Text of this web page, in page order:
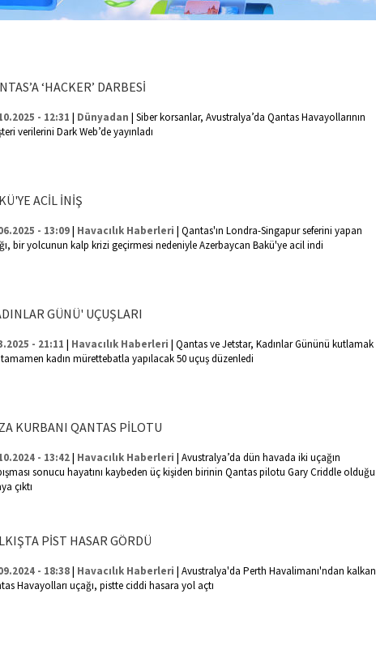
‘HACKER’ DARBESİ
- 12:31 | Dünyadan | Siber korsanlar, Avustralya’da Qantas Havayollarının
verilerini Dark Web’de yayınladı
ACİL İNİŞ
- 13:09| Havacılık Haberleri | Qantas'ın Londra-Singapur seferini yapan
bir yolcunun kalp krizi geçirmesi nedeniyle Azerbaycan Bakü'ye acil indi
GÜNÜ' UÇUŞLARI
- 21:11 | Havacılık Haberleri | Qantas ve Jetstar, Kadınlar Gününü kutlamak
kadın mürettebatla yapılacak 50 uçuş düzenledi
KURBANI QANTAS PİLOTU
- 13:42| Havacılık Haberleri | Avustralya’da dün havada iki uçağın
sonucu hayatını kaybeden üç kişiden birinin Qantas pilotu Gary Criddle olduğu
çıktı
PİST HASAR GÖRDÜ
- 18:38| Havacılık Haberleri | Avustralya'da Perth Havalimanı'ndan kalkan
Havayolları uçağı, pistte ciddi hasara yol açtı